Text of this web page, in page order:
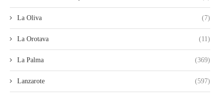
La Oliva (7)
La Orotava (11)
La Palma (369)
Lanzarote (597)